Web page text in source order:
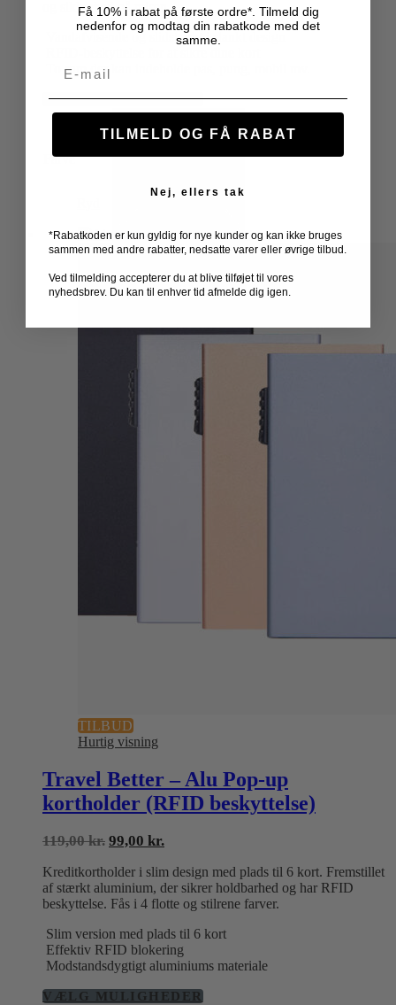
og sikkerhed på rejsen.
Vandafvisende og slidstærkt i slankt design
To rum der kan indeholde pas, pung, mobil mv.
VÆLG MULIGHEDERDette
vare
har
varianter.
kan
varesiden
Farve
TILBUD
Hurtig visning
Travel Better – Alu Pop-up
kortholder (RFID beskyttelse)
119,00kr. Den
pris
var:
119,00 kr..
99,00 kr.Den
pris
er:
99,00 kr..
Kreditkortholder i slim design med plads til 6 kort. Fremstillet
af stærkt aluminium, der sikrer holdbarhed og har RFID
beskyttelse. Fås i 4 flotte og stilrene farver.
Slim version med plads til 6 kort
Effektiv RFID blokering
Modstandsdygtigt aluminiums materiale
VÆLG MULIGHEDERDette
Få 10% i rabat på første ordre*. Tilmeld dig
nedenfor og modtag din rabatkode med det
samme.
Email
TILMELD OG FÅ RABAT
Nej, ellers tak
*Rabatkoden er kun gyldig for nye kunder og kan ikke bruges
sammen med andre rabatter, nedsatte varer eller øvrige tilbud.
Ved tilmelding accepterer du at blive tilføjet til vores
nyhedsbrev. Du kan til enhver tid afmelde dig igen.